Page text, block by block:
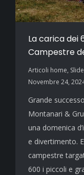
La carica dei
Campestre
Articoli home,
Novembre 24,
Grande
Montanari &
una domenica
e divertimento.
campestre
600 i piccoli e